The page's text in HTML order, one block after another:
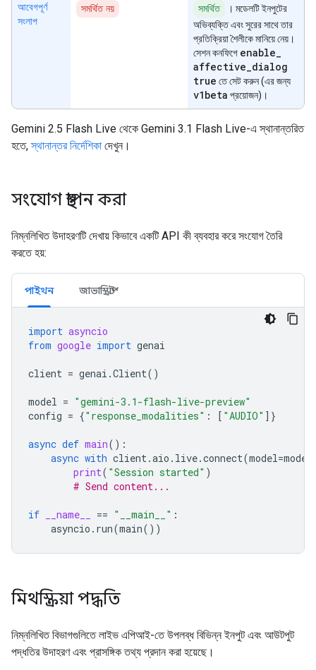
আবেগপূর্ণ
সংলাপ
সমর্থিত নয় সমর্থিত
। মডেলটি ইনপুটের
অভিব্যক্তি এবং সুরের সাথে তার
প্রতিক্রিয়া শৈলীকে মানিয়ে নেয়।
সেশন কনফিগে enable_
affective_dialog
true তে সেট করুন (এর জন্য
v1beta প্রয়োজন)।
Gemini 2.5 Flash Live থেকে Gemini 3.1 Flash Live-এ স্থানান্তরিত
হতে,স্থানান্তর নির্দেশিকা দেখুন।
সংযোগ স্থাপন করা
নিম্নলিখিত উদাহরণটি দেখায় কিভাবে একটি API কী ব্যবহার করে সংযোগ তৈরি
করতে হয়:
পাইথন জাভাস্ক্রিপ্ট
import asyncio
from google import genai
client = genai .Client()
model = "gemini-3.1-flash-live-preview"
config = {"response_modalities" : [ "AUDIO" ]}
async def main():
async with client.aio . live.connect(model=model
print( "Session started" )
# Send content...
if __name__ == "__main__" :
asyncio . run(main())
মিথস্ক্রিয়া পদ্ধতি
নিম্নলিখিত বিভাগগুলিতে লাইভ এপিআই-তে উপলব্ধ বিভিন্ন ইনপুট এবং আউটপুট
পদ্ধতির উদাহরণ এবং প্রাসঙ্গিক তথ্য প্রদান করা হয়েছে।